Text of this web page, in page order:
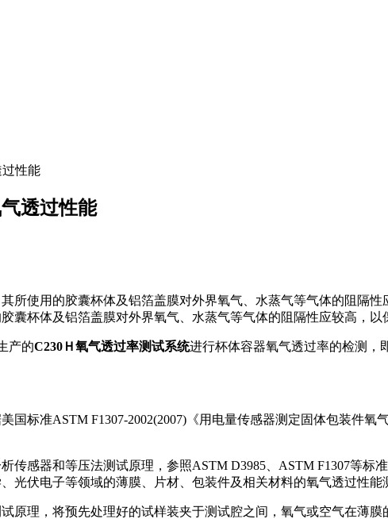
性能
透过性能
所使用的胶囊杯体及铝箔盖膜对外界氧气、水蒸气等气体的阻隔
囊杯体及铝箔盖膜对外界氧气、水蒸气等气体的阻隔性应较高，以
产的C230Ｈ氧气透过率测试系统进行杯体容器氧气透过率的检测，
国标准ASTM F1307-2002(2007)《用电量传感器测定固体包装件
感器和等压法测试原理，参照ASTM D3985、ASTM F1307等标
光伏电子等领域的薄膜、片材、包装件及相关材料的氧气透过性能
原理，将预先处理好的试样装夹于测试腔之间，氧气或空气在薄